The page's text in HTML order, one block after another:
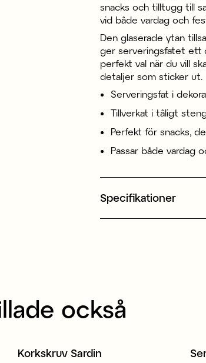
snacks och tilltugg till
vid både vardag och
Den glaserade ytan
ger serveringsfatet ett
perfekt val när du vill
detaljer som sticker ut.
Serveringsfat i
Tillverkat i tåligt
Perfekt för snacks,
Passar både vardag
Specifikationer
också
Korkskruv Sardin